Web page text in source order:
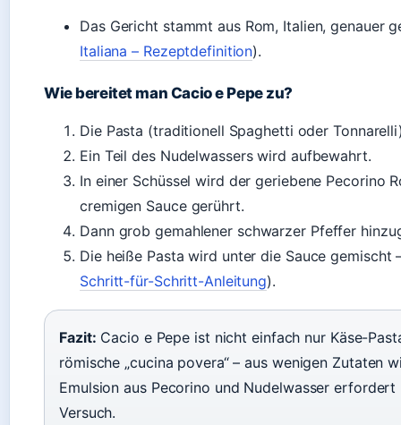
Das Gericht stammt aus Rom, Italien, genauer
Italiana – Rezeptdefinition).
Wie bereitet man Cacio e Pepe zu?
Die Pasta (traditionell Spaghetti oder
Ein Teil des Nudelwassers wird aufbewahrt.
In einer Schüssel wird der geriebene Pecorino
cremigen Sauce gerührt.
Dann grob gemahlener schwarzer Pfeffer
Die heiße Pasta wird unter die Sauce gemischt
Schritt-für-Schritt-Anleitung).
Fazit: Cacio e Pepe ist nicht einfach nur Käse-
römische „cucina povera“ – aus wenigen Zutaten
Emulsion aus Pecorino und Nudelwasser
Versuch.